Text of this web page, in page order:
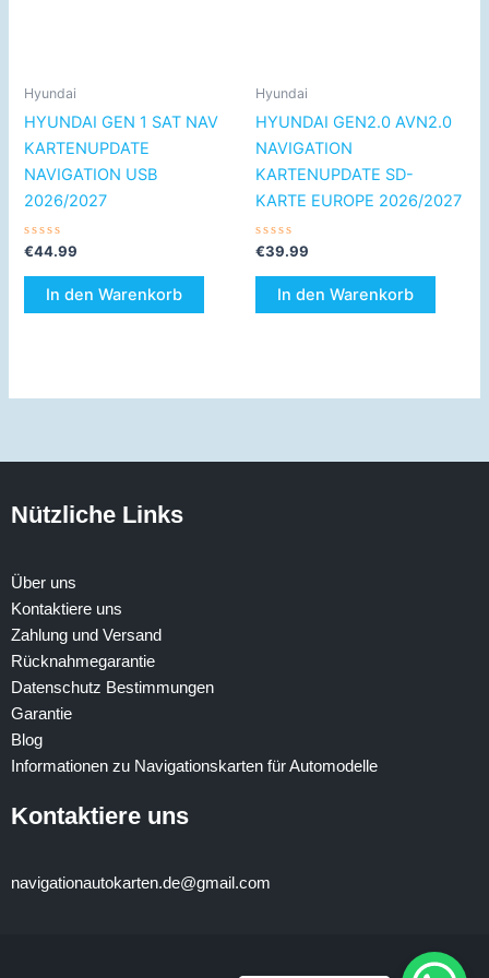
Hyundai
HYUNDAI GEN 1 SAT NAV
KARTENUPDATE
NAVIGATION USB
2026/2027
Bewertet
0
von
€44.99
In den Warenkorb
Hyundai
HYUNDAI GEN2.0 AVN2.0
NAVIGATION
KARTENUPDATE SD-
KARTE EUROPE 2026/2027
Bewertet
0
von
€39.99
In den Warenkorb
Nützliche Links
Über uns
Kontaktiere uns
Zahlung und Versand
Rücknahmegarantie
Datenschutz Bestimmungen
Garantie
Blog
Informationen zu Navigationskarten für Automodelle
Kontaktiere uns
navigationautokarten.de@gmail.com